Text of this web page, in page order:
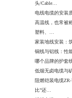
头/Cable…
电线电缆的安装
高温线，也常被
塑料、…
家装地线安装：
铜线与铝线：性
哪个品牌的护套
低烟无卤电缆与
阻燃铠装电缆
比”还…